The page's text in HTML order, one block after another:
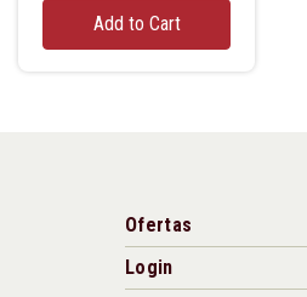
Add to Cart
Ofertas
Login